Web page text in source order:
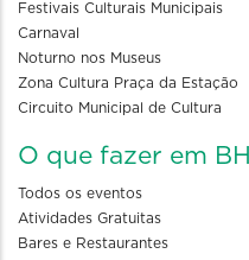
Festivais Culturais Municipais
Carnaval
Noturno nos Museus
Zona Cultura Praça da Estação
Circuito Municipal de Cultura
O que fazer em BH
Todos os eventos
Atividades Gratuitas
Bares e Restaurantes